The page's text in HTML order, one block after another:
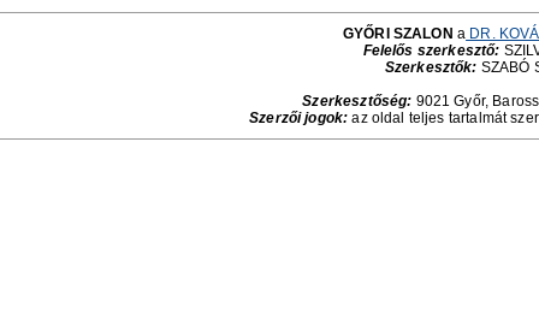
GYŐRI SZALON a DR.
Felelős szerkesztő:
Szerkesztők: SZABÓ
Szerkesztőség: 9021 Győr,
Szerzői jogok: az oldal teljes tartalmát